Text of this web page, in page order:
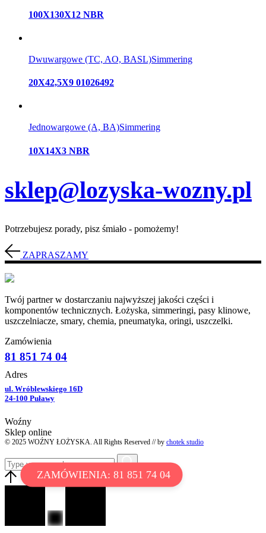
ZAMÓWIENIA: 81 851 74 04
100X130X12 NBR
Dwuwargowe (TC, AO, BASL)Simmering
20X42,5X9 01026492
Jednowargowe (A, BA)Simmering
10X14X3 NBR
sklep@lozyska-wozny.pl
Potrzebujesz porady, pisz śmiało - pomożemy!
ZAPRASZAMY
Twój partner w dostarczaniu najwyższej jakości części i
komponentów technicznych. Łożyska, simmeringi, pasy klinowe,
uszczelniacze, smary, chemia, pneumatyka, oringi, uszczelki.
Zamówienia
81 851 74 04
Adres
ul. Wróblewskiego 16D
24-100 Puławy
Woźny
Sklep online
© 2025 WOŹNY ŁOŻYSKA. All Rights Reserved // by chotek studio